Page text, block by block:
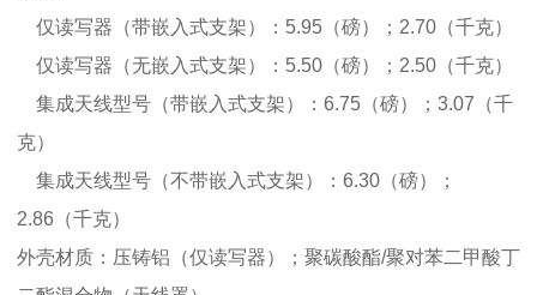
仅读写器（带嵌入式支架）：5.95（磅）；2.70（千克）
仅读写器（无嵌入式支架）：5.50（磅）；2.50（千克）
集成天线型号（带嵌入式支架）：6.75（磅）；3.07（千
克）
集成天线型号（不带嵌入式支架）：6.30（磅）；
2.86（千克）
外壳材质：压铸铝（仅读写器）；聚碳酸酯/聚对苯二甲酸丁